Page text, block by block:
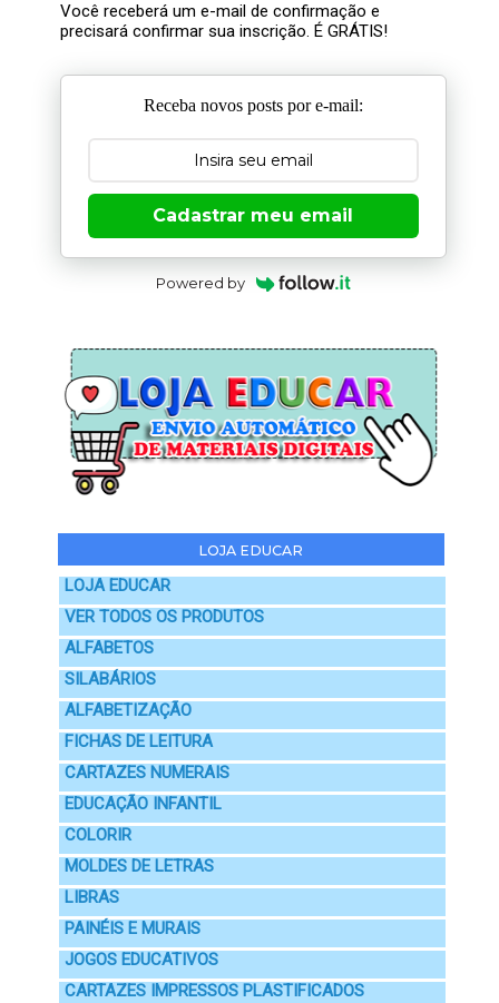
Você receberá um e-mail de confirmação e
precisará confirmar sua inscrição. É GRÁTIS!
Receba novos posts por e-mail:
Cadastrar meu email
Powered by
LOJA EDUCAR
LOJA EDUCAR
VER TODOS OS PRODUTOS
ALFABETOS
SILABÁRIOS
ALFABETIZAÇÃO
FICHAS DE LEITURA
CARTAZES NUMERAIS
EDUCAÇÃO INFANTIL
COLORIR
MOLDES DE LETRAS
LIBRAS
PAINÉIS E MURAIS
JOGOS EDUCATIVOS
CARTAZES IMPRESSOS PLASTIFICADOS